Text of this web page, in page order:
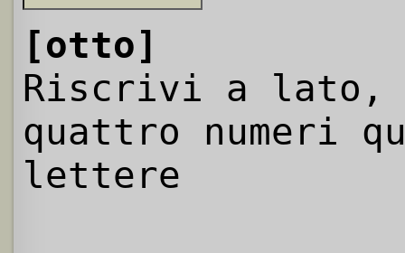
[otto]
Riscrivi a
quattro numeri
lettere